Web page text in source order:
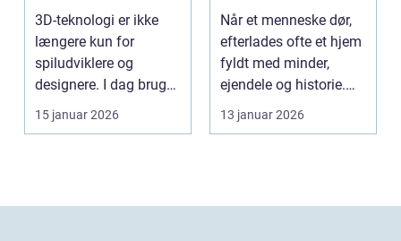
til præcise
beslutninger
3D-teknologi er ikke
længere kun for
spiludviklere og
designere. I dag bruger
en lang række
virksomh...
15 januar 2026
professionelt
forløb
Når et menneske dør,
efterlades ofte et hjem
fyldt med minder,
ejendele og historie.
For mange pårør...
13 januar 2026